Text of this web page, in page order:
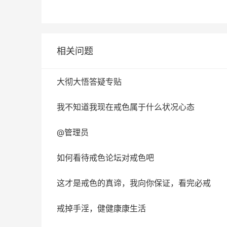
相关问题
大彻大悟答疑专贴
我不知道我现在戒色属于什么状况心态
@管理员
如何看待戒色论坛对戒色吧
这才是戒色的真谛，我向你保证，看完必戒
戒掉手淫，健健康康生活